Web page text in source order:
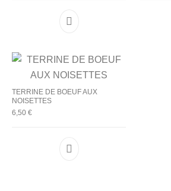
TERRINE DE BOEUF AUX
NOISETTES
6,50 €